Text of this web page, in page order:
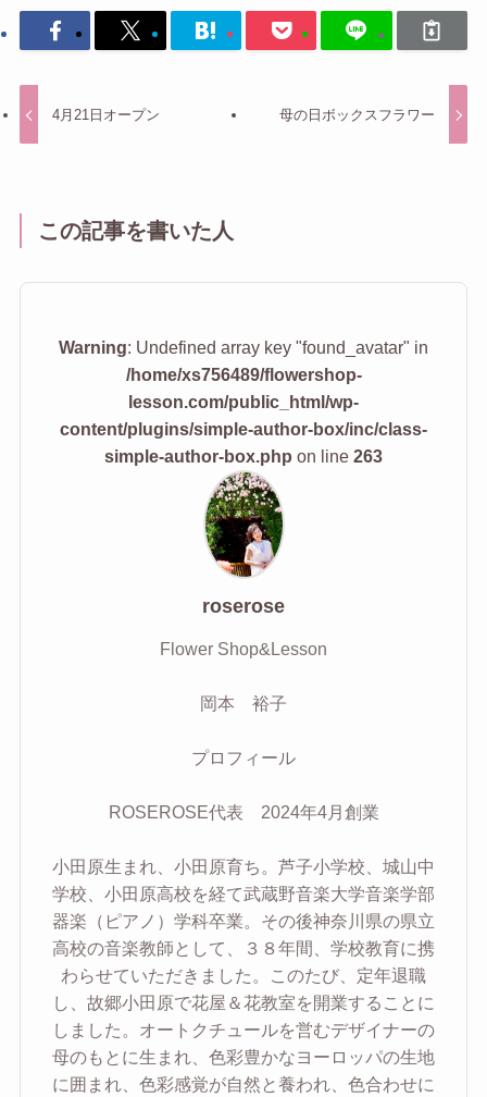
4月21日オープン 母の日ボックスフラワー
この記事を書いた人
Warning: Undefined array key "found_avatar" in
/home/xs756489/flowershop-
lesson.com/public_html/wp-
content/plugins/simple-author-box/inc/class-
simple-author-box.php on line 263
roserose
Flower Shop&Lesson
岡本 裕子
プロフィール
ROSEROSE代表 2024年4月創業
小田原生まれ、小田原育ち。芦子小学校、城山中
学校、小田原高校を経て武蔵野音楽大学音楽学部
器楽（ピアノ）学科卒業。その後神奈川県の県立
高校の音楽教師として、３８年間、学校教育に携
わらせていただきました。このたび、定年退職
し、故郷小田原で花屋＆花教室を開業することに
しました。オートクチュールを営むデザイナーの
母のもとに生まれ、色彩豊かなヨーロッパの生地
に囲まれ、色彩感覚が自然と養われ、色合わせに